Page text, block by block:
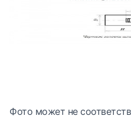
Фото может не